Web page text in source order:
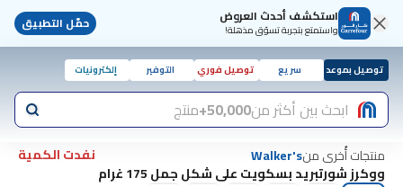
استكشف أحدث العروض
واستمتع بتجربة تسوّق مذهلة! حمّل التطبيق
توصيل بموعد سريع توصيل فوري التوفير إلكترونيات
ابحث بين أكثر من50,000+ منتج
منتجات أُخرى منWalker's
نفدت الكمية
ووكرز شورتبريد بسكويت على شكل جمل 175 غرام